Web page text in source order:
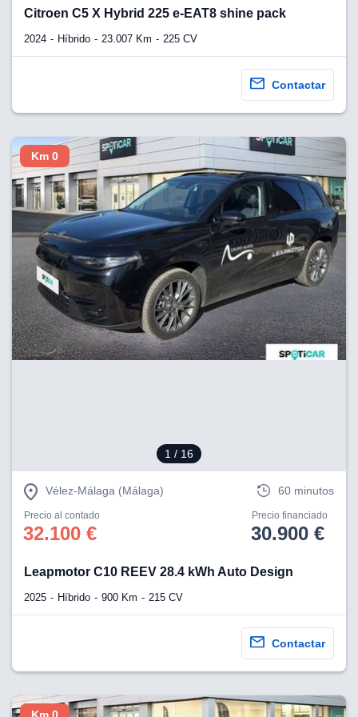
pulsando
aceptar la
cookies,
a nuestro
te
que solo se
que
para
pero no se
la
y
sitio
este
socios
personales
Citroen C5 X Hybrid 225 e-EAT8 shine pack
2024 Híbrido 23.007 Km 225 CV
Contactar
1 / 16
Km 0
Vélez-Málaga (Málaga) 60 minutos
Precio al contado
32.100 €
Precio financiado
30.900 €
Leapmotor C10 REEV 28.4 kWh Auto Design
2025 Híbrido 900 Km 215 CV
Contactar